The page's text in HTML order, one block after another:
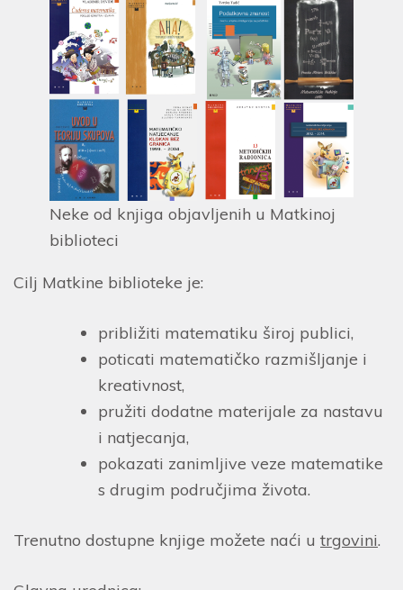
Neke od knjiga objavljenih u Matkinoj
biblioteci
Cilj Matkine biblioteke je:
približiti matematiku široj publici,
poticati matematičko razmišljanje i
kreativnost,
pružiti dodatne materijale za nastavu
i natjecanja,
pokazati zanimljive veze matematike
s drugim područjima života.
Trenutno dostupne knjige možete naći u trgovini.